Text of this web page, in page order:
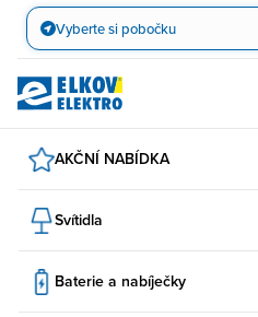
Přejít
obsah
Vyberte si pobočku
AKČNÍ NABÍDKA
Svítidla
Baterie a nabíječky